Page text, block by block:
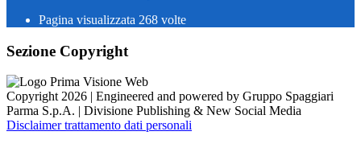
Pagina visualizzata 268 volte
Sezione Copyright
Copyright 2026 | Engineered and powered by Gruppo Spaggiari
Parma S.p.A. | Divisione Publishing & New Social Media
Disclaimer trattamento dati personali